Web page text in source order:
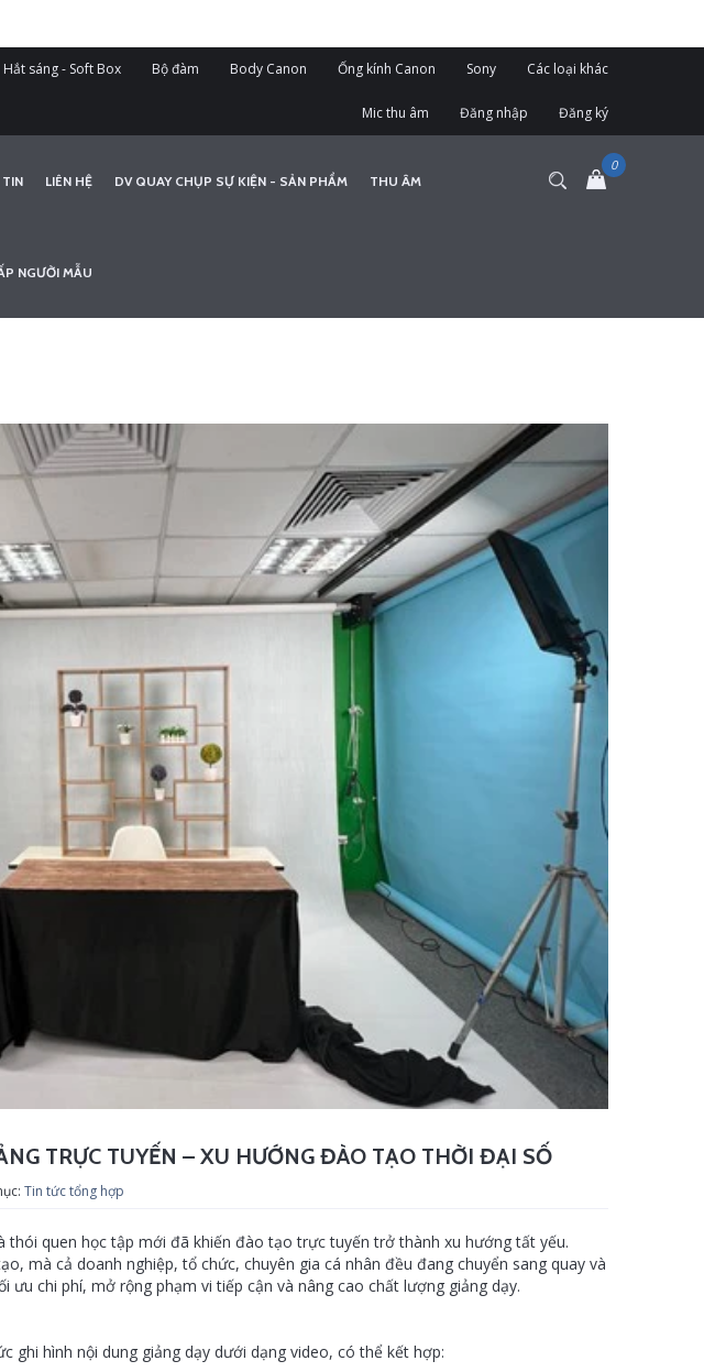
Hắt sáng - Soft Box Bộ đàm Body Canon Ống kính Canon Sony Các loại khác
Mic thu âm Đăng nhập Đăng ký
LIÊN HỆ DV QUAY CHỤP SỰ KIỆN - SẢN PHẨM THU ÂM
NGƯỜI MẪU
TRỰC TUYẾN – XU HƯỚNG ĐÀO TẠO THỜI ĐẠI SỐ
Tin tức tổng hợp
thói quen học tập mới đã khiến đào tạo trực tuyến trở thành xu hướng tất yếu.
mà cả doanh nghiệp, tổ chức, chuyên gia cá nhân đều đang chuyển sang quay và
ưu chi phí, mở rộng phạm vi tiếp cận và nâng cao chất lượng giảng dạy.
ghi hình nội dung giảng dạy dưới dạng video, có thể kết hợp: